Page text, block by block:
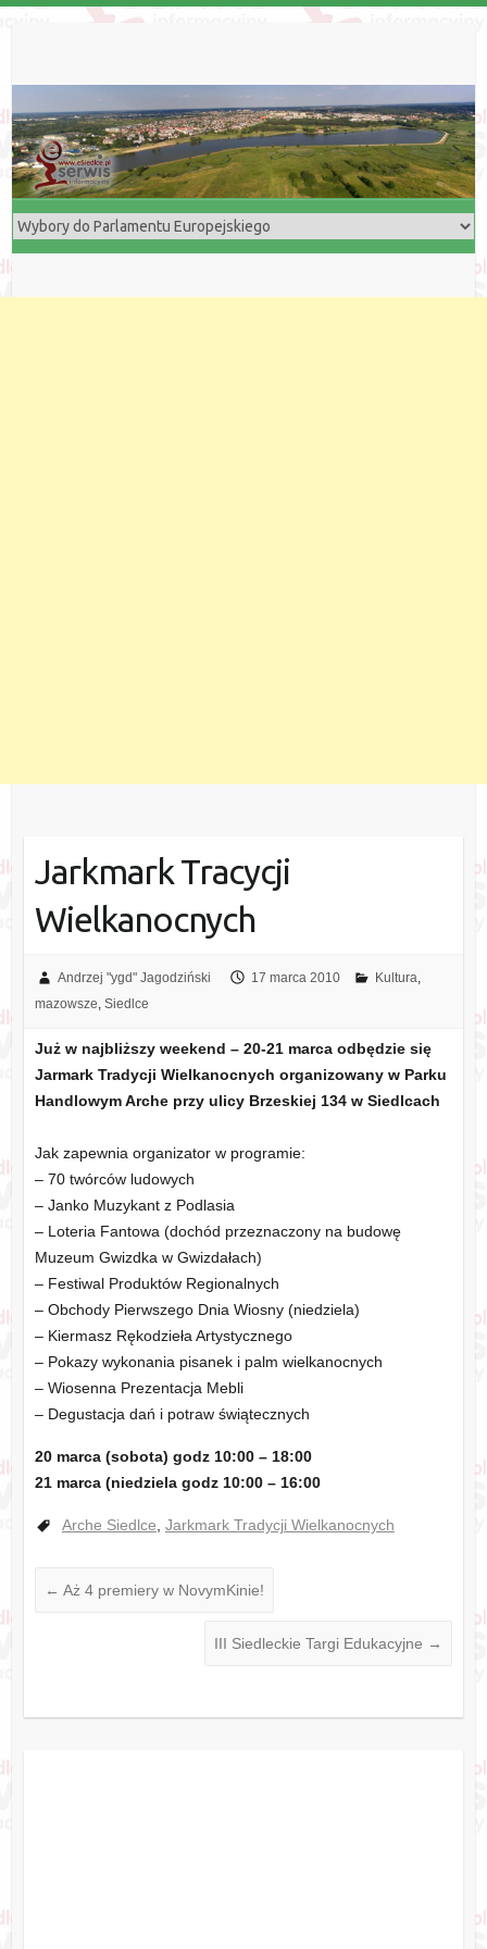
Jarkmark Tracycji
Wielkanocnych
Andrzej "ygd" Jagodziński 17 marca 2010 Kultura,
mazowsze, Siedlce
Już w najbliższy weekend – 20-21 marca odbędzie się
Jarmark Tradycji Wielkanocnych organizowany w Parku
Handlowym Arche przy ulicy Brzeskiej 134 w Siedlcach
Jak zapewnia organizator w programie:
– 70 twórców ludowych
– Janko Muzykant z Podlasia
– Loteria Fantowa (dochód przeznaczony na budowę
Muzeum Gwizdka w Gwizdałach)
– Festiwal Produktów Regionalnych
– Obchody Pierwszego Dnia Wiosny (niedziela)
– Kiermasz Rękodzieła Artystycznego
– Pokazy wykonania pisanek i palm wielkanocnych
– Wiosenna Prezentacja Mebli
– Degustacja dań i potraw świątecznych
20 marca (sobota) godz 10:00 – 18:00
21 marca (niedziela godz 10:00 – 16:00
Arche Siedlce, Jarkmark Tradycji Wielkanocnych
← Aż 4 premiery w NovymKinie!
III Siedleckie Targi Edukacyjne →